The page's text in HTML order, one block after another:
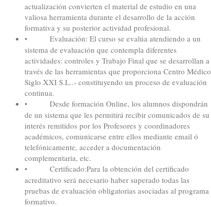
actualización convierten el material de estudio en una
valiosa herramienta durante el desarrollo de la acción
formativa y su posterior actividad profesional.
• Evaluación: El curso se evalúa atendiendo a un
sistema de evaluación que contempla diferentes
actividades: controles y Trabajo Final que se desarrollan a
través de las herramientas que proporciona Centro Médico
Siglo XXI S.L..- constituyendo un proceso de evaluación
continua.
• Desdeformación Online, los alumnos dispondrán
de un sistema que les permitirá recibir comunicados de su
interés remitidos por los Profesores y coordinadores
académicos, comunicarse entre ellos mediante email ó
telefónicamente, acceder a documentación
complementaria, etc.
• Certificado:Para la obtención del certificado
acreditativo será necesario haber superado todas las
pruebas de evaluación obligatorias asociadas al programa
formativo.